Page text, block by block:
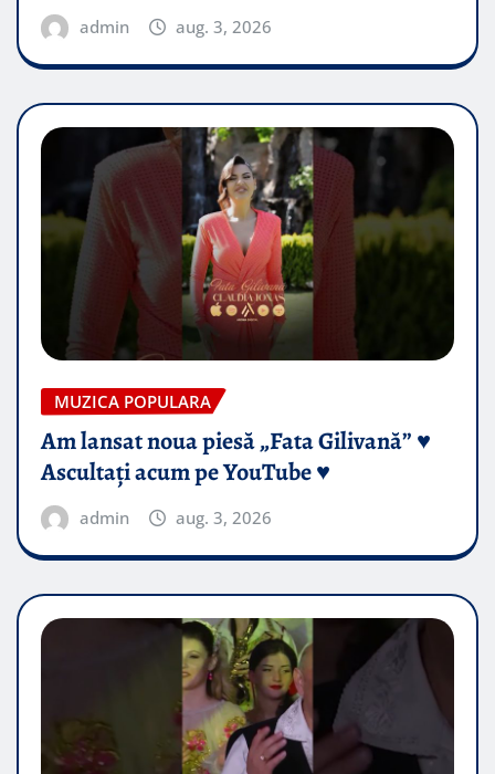
admin aug. 3, 2026
MUZICA POPULARA
Am lansat noua piesă „Fata Gilivană” ♥️
Ascultați acum pe YouTube ♥️
admin aug. 3, 2026